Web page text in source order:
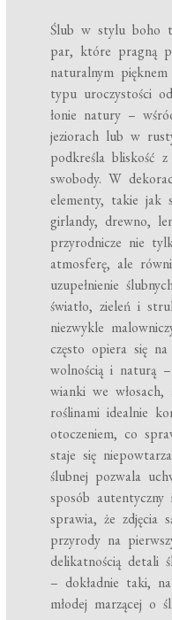
Ślub w stylu boho
par, które pragną
naturalnym
typu uroczystości
łonie natury –
jeziorach lub w
podkreśla bliskość
swobody. W
elementy, takie jak
girlandy, drewno,
przyrodnicze nie
atmosferę, ale
uzupełnienie
światło, zieleń i
niezwykle
często opiera się
wolnością i naturą
wianki we
roślinami idealnie
otoczeniem, co
staje się
ślubnej pozwala
sposób autentyczny
sprawia, że zdjęcia
przyrody na
delikatnością detali
– dokładnie taki,
młodej marzącej o